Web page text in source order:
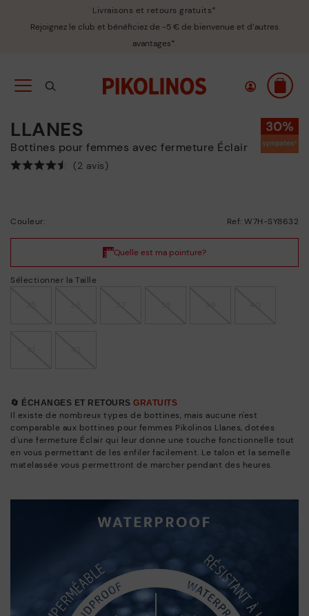
Livraisons et retours gratuits*
Rejoignez le club et bénéficiez de -5 € de bienvenue et d’autres
avantages*.
LLANES
Bottines pour femmes avec fermeture Éclair
(2 avis)
Couleur: Ref: W7H-SY8632
Sélectionner la Taille
🔄 ÉCHANGES ET RETOURS GRATUITS
Il existe de nombreux types de bottines, mais aucune n'est
comparable aux bottines pour femmes Pikolinos Llanes, dotées
d'une fermeture Éclair qui leur donne une touche fonctionnelle tout
en vous permettant de les enfiler facilement. Le talon et la semelle
matelassée vous permettront de marcher pendant des heures.